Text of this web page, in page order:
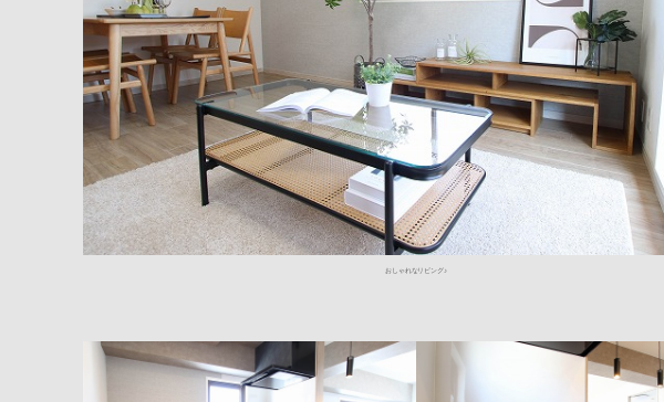
おしゃれなリビング♪